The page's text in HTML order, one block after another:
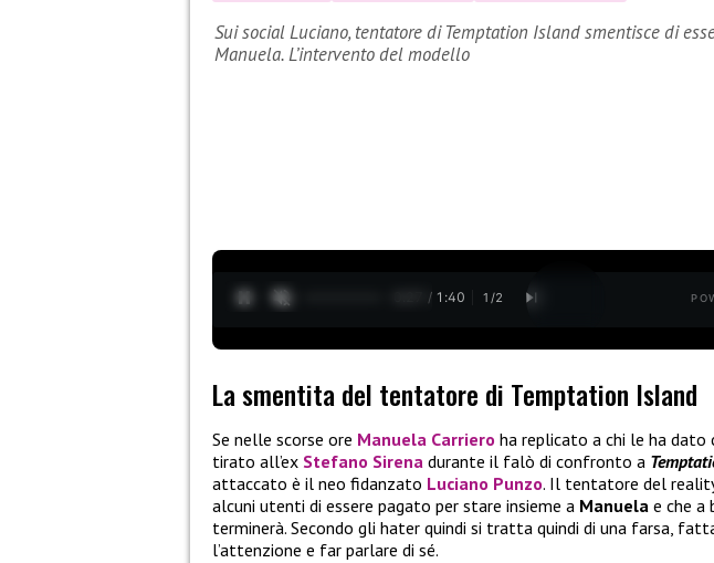
Sui social Luciano, tentatore di Temptation Island smentisce di
Manuela. L’intervento del modello
0:28 / 1:40 1 /2
La smentita del tentatore di Temptation Island
Se nelle scorse ore Manuela Carriero ha replicato a chi le ha
tirato all’ex Stefano Sirena durante il falò di confronto a
attaccato è il neo fidanzato Luciano Punzo. Il tentatore del
alcuni utenti di essere pagato per stare insieme a Manuela e che a
terminerà. Secondo gli hater quindi si tratta quindi di una farsa,
l’attenzione e far parlare di sé.